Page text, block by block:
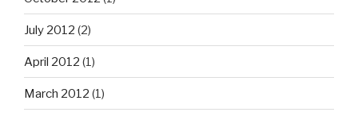
July 2012 (2)
April 2012 (1)
March 2012 (1)